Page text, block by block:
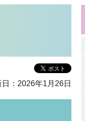
日：2026年1月26日